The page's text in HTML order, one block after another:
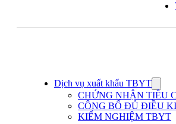
Dịch vụ xuất khẩu TBYT
for
Dịch
vụ
CHỨNG NHẬN TIÊU
CÔNG BỐ ĐỦ ĐIỀU
KIỂM NGHIỆM TBYT